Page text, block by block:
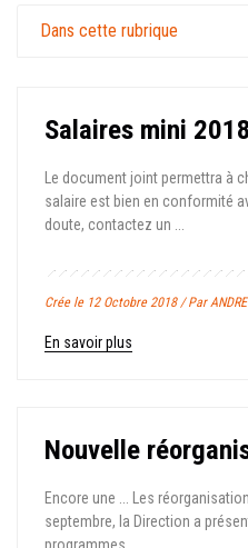
Dans cette rubrique
Salaires mini 2018
Le document joint permettra à
salaire est bien en conformité
doute, contactez un ...
Crée le 12 Octobre 2018 / Par
En savoir plus
Nouvelle
Encore une ... Les
septembre, la Direction a